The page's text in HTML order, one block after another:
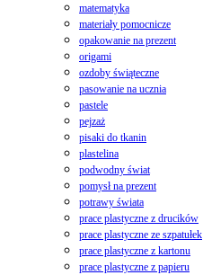
matematyka
materiały pomocnicze
opakowanie na prezent
origami
ozdoby świąteczne
pasowanie na ucznia
pastele
pejzaż
pisaki do tkanin
plastelina
podwodny świat
pomysł na prezent
potrawy świata
prace plastyczne z drucików
prace plastyczne ze szpatułek
prace plastyczne z kartonu
prace plastyczne z papieru